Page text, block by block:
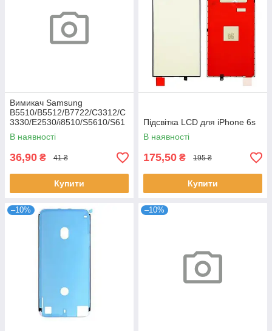
Вимикач Samsung
B5510/B5512/B7722/C3312/C
3330/E2530/i8510/S5610/S61
02
В наявності
36,90 ₴ 41 ₴
Купити
Підсвітка LCD для iPhone 6s
В наявності
175,50 ₴ 195 ₴
Купити
–10% –10%